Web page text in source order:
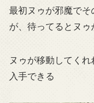
最初ヌゥが邪魔で
が、待ってるとヌゥ
ヌゥが移動してくれ
入手できる